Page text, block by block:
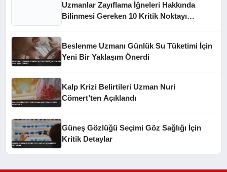
Uzmanlar Zayıflama İğneleri Hakkında
Bilinmesi Gereken 10 Kritik Noktayı
Beslenme Uzmanı Günlük Su Tüketimi İçin
Yeni Bir Yaklaşım Önerdi
Kalp Krizi Belirtileri Uzman Nuri
Cömert’ten Açıklandı
Güneş Gözlüğü Seçimi Göz Sağlığı İçin
Kritik Detaylar